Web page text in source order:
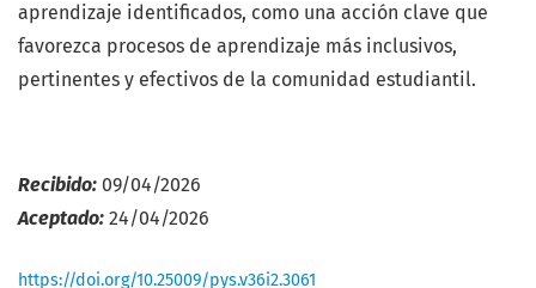
aprendizaje identificados, como una acción clave que
favorezca procesos de aprendizaje más inclusivos,
pertinentes y efectivos de la comunidad estudiantil.
Recibido: 09/04/2026
Aceptado: 24/04/2026
https://doi.org/10.25009/pys.v36i2.3061